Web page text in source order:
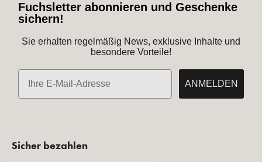
Fuchsletter abonnieren und Geschenke
sichern!
Sie erhalten regelmäßig News, exklusive Inhalte und
besondere Vorteile!
E-Mail
ANMELDEN
Sicher bezahlen